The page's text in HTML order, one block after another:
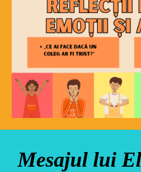
Mesajul lui